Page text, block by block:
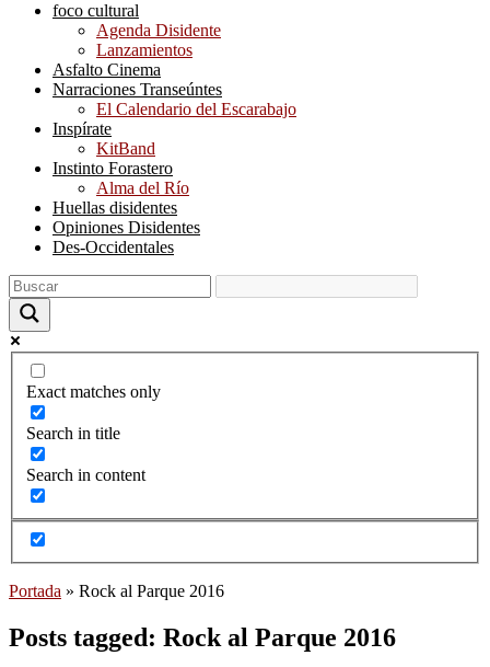
foco cultural
Agenda Disidente
Lanzamientos
Asfalto Cinema
Narraciones Transeúntes
El Calendario del Escarabajo
Inspírate
KitBand
Instinto Forastero
Alma del Río
Huellas disidentes
Opiniones Disidentes
Des-Occidentales
Exact matches only
Search in title
Search in content
Portada » Rock al Parque 2016
Posts tagged: Rock al Parque 2016